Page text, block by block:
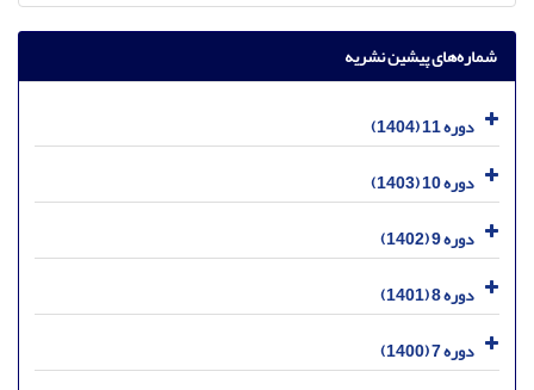
شماره‌های پیشین نشریه
دوره 11 (1404)
دوره 10 (1403)
دوره 9 (1402)
دوره 8 (1401)
دوره 7 (1400)